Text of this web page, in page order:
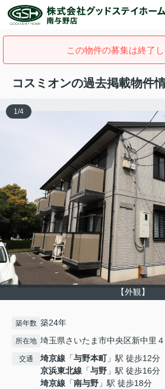
この物件の募集は終了し
コスミオンの過去掲載物件
【外観】
1/4
築年数 築24年
所在地 埼玉県さいたま市中央区新中里
交通 埼京線 「与野本町」駅 徒歩12分
京浜東北線 「与野 」駅 徒歩16分
埼京線 「南与野 」駅 徒歩18分